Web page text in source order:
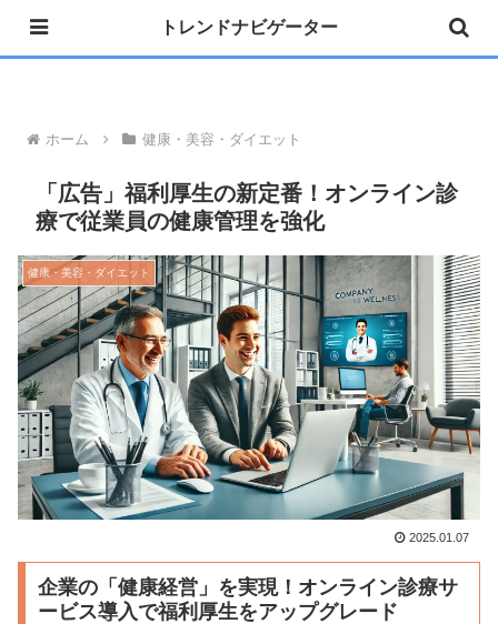
»公式 Instagram 開設しました
ホーム 健康・美容・ダイエット
「広告」福利厚生の新定番！オンライン診
療で従業員の健康管理を強化
健康・美容・ダイエット
2025.01.07
企業の「健康経営」を実現！オンライン診療サ
ービス導入で福利厚生をアップグレード
トレンドナビゲーター